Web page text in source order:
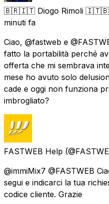
🇧🇷🇮🇹 Diogo Rimoli
minuti fa
Ciao, @fastweb e
fatto la portabilità perché
offerta che mi sembrava
mese ho avuto solo
cade e oggi non funziona
imbrogliato?
FASTWEB Help
@immiMix7 @FASTWEB
segui e indicarci la tua
codice cliente. Grazie